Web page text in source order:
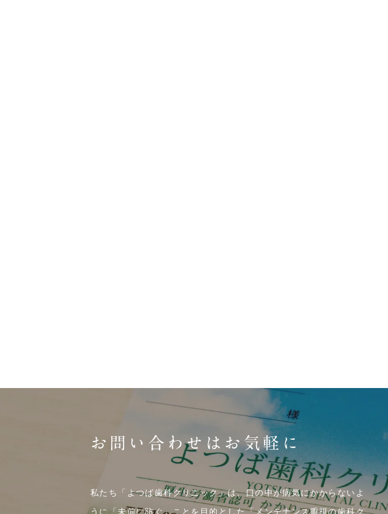
お問い合わせはお気軽に
私たち「よつば歯科クリニック」は、口の中が病気にかからないよ
うに「未前に防ぐ」ことを目的とした「メンテナンス重視の歯科ク